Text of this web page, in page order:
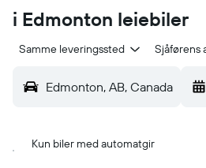
i Edmonton leiebiler
Samme leveringssted Sjåførens
Edmonton, AB, Canada
Kun biler med automatgir